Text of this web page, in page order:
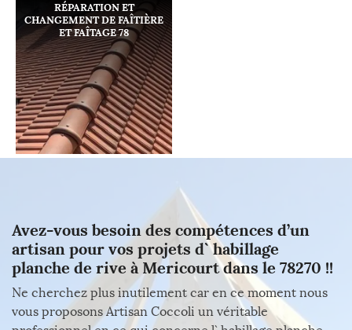
RÉPARATION ET
CHANGEMENT DE FAÎTIÈRE
ET FAÎTAGE 78
Avez-vous besoin des compétences d’un
artisan pour vos projets d` habillage
planche de rive à Mericourt dans le 78270 !!
Ne cherchez plus inutilement car en ce moment nous
vous proposons Artisan Coccoli un véritable